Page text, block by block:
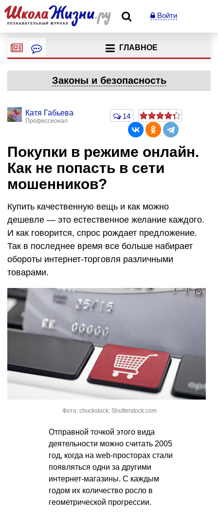
Войти
ГЛАВНОЕ
Законы и безопасность
Катя Габьева
Профессионал
14
Покупки в режиме онлайн.
Как не попасть в сети
мошенников?
Купить качественную вещь и как можно
дешевле — это естественное желание каждого.
И как говорится, спрос рождает предложение.
Так в последнее время все больше набирает
обороты интернет-торговля различными
товарами.
Фото: chuckstock, Shutterstock.com
Отправной точкой этого вида
деятельности можно считать 2005
год, когда на web-просторах стали
появляться одни за другими
интернет-магазины. С каждым
годом их количество росло в
геометрической прогрессии.